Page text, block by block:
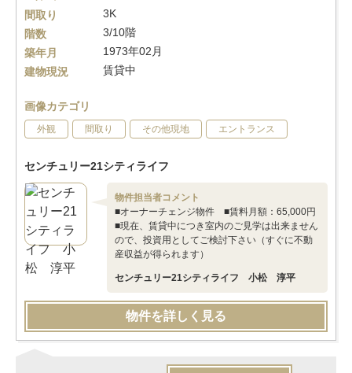
間取り
3K
階数
3/10階
築年月
1973年02月
建物現況
賃貸中
画像カテゴリ
外観 間取り その他現地 エントランス
センチュリー21シティライフ
物件担当者コメント
■オーナーチェンジ物件 ■賃料月額：65,000円
■現在、賃貸中につき室内のご見学は出来ません
ので、投資用としてご検討下さい（すぐに不動
産収益が得られます）
センチュリー21シティライフ 小松 淳平
物件を詳しく見る